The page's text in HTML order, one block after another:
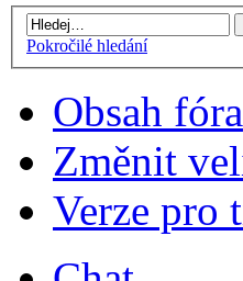
Pokročilé hledání
Obsah fóra
Změnit
Verze pro